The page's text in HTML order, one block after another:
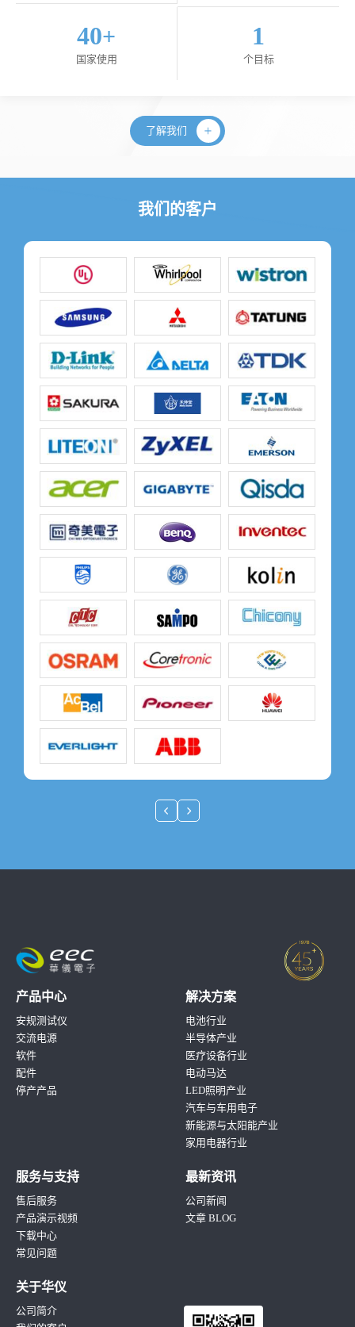
40+
国家使用
1
个目标
了解我们
我们的客户
产品中心
安规测试仪
交流电源
软件
配件
停产产品
解决方案
电池行业
半导体产业
医疗设备行业
电动马达
LED照明产业
汽车与车用电子
新能源与太阳能产业
家用电器行业
服务与支持
售后服务
产品演示视频
下载中心
常见问题
最新资讯
公司新闻
文章 BLOG
关于华仪
公司简介